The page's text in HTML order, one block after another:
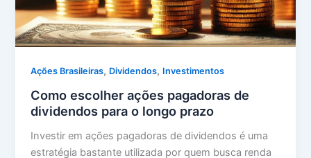
Ações Brasileiras, Dividendos, Investimentos
Como escolher ações pagadoras de
dividendos para o longo prazo
Investir em ações pagadoras de dividendos é uma
estratégia bastante utilizada por quem busca renda